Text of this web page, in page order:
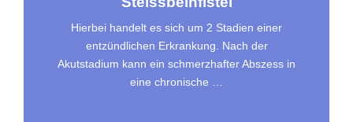
Hierbei handelt es sich um 2 Stadien einer
entzündlichen Erkrankung. Nach der
Akutstadium kann ein schmerzhafter Abszess in
eine chronische …